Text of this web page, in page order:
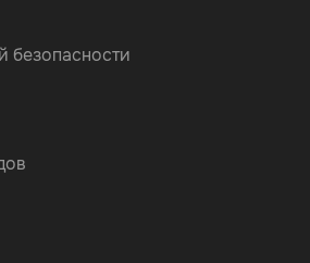
безопасности